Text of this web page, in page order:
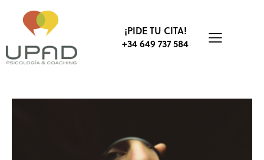
¡PIDE TU CITA!
+34 649 737 584